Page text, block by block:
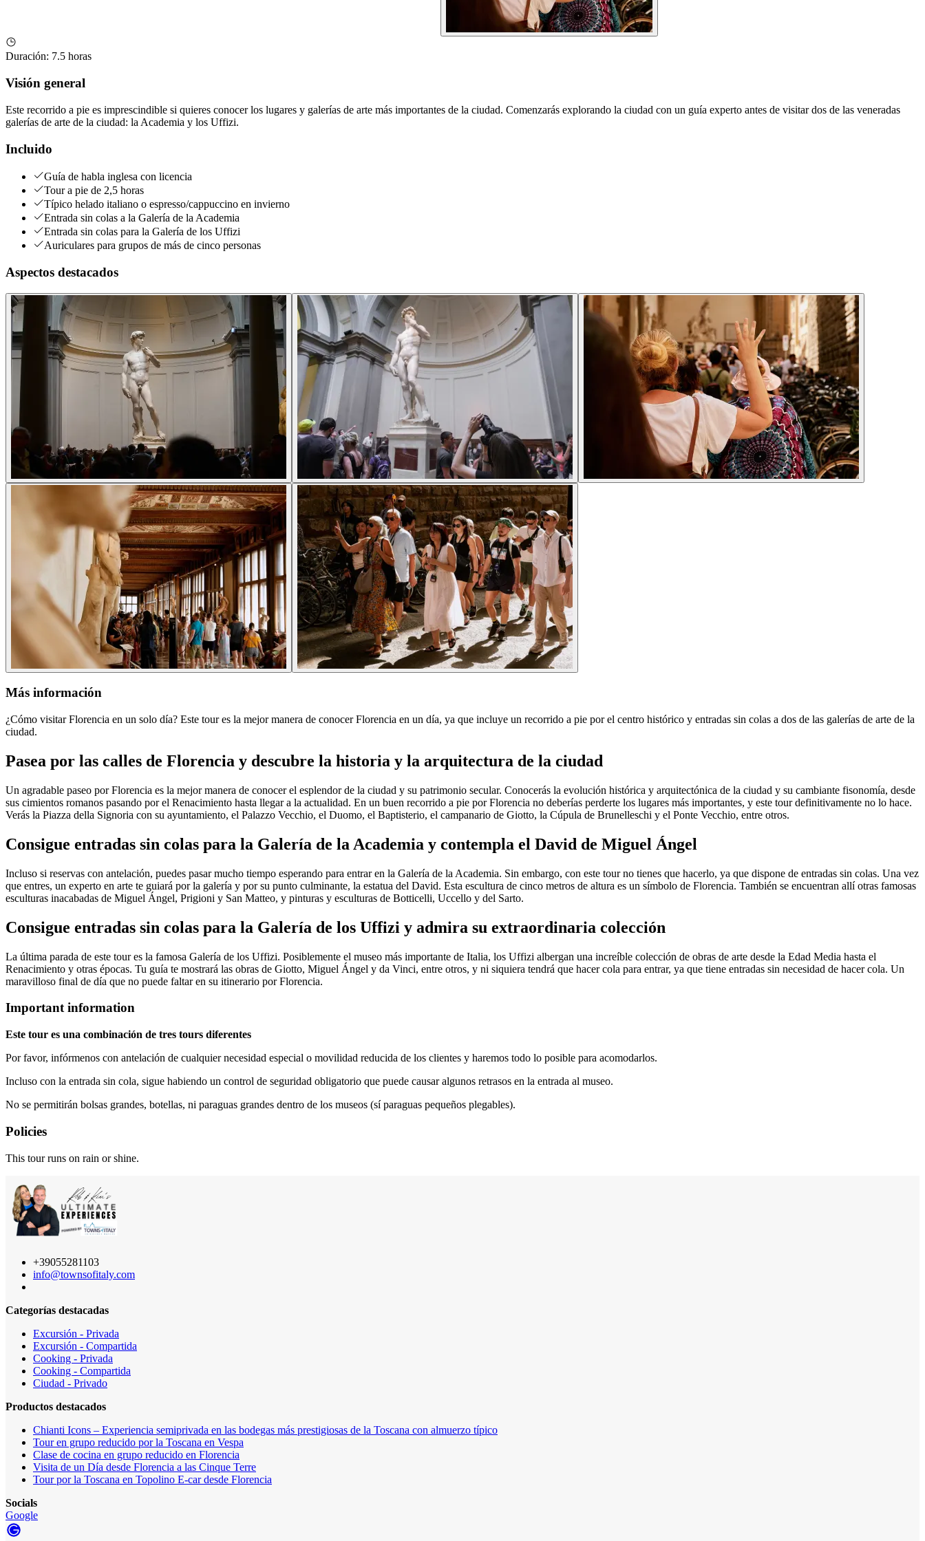
Duración: 7.5 horas
Visión general
Este recorrido a pie es imprescindible si quieres conocer los lugares y galerías de arte más importantes de la ciudad. Comenzarás explorando la ciudad con un guía experto antes de visitar dos de las veneradas
galerías de arte de la ciudad: la Academia y los Uffizi.
Incluido
Guía de habla inglesa con licencia
Tour a pie de 2,5 horas
Típico helado italiano o espresso/cappuccino en invierno
Entrada sin colas a la Galería de la Academia
Entrada sin colas para la Galería de los Uffizi
Auriculares para grupos de más de cinco personas
Aspectos destacados
Más información
¿Cómo visitar Florencia en un solo día? Este tour es la mejor manera de conocer Florencia en un día, ya que incluye un recorrido a pie por el centro histórico y entradas sin colas a dos de las galerías de arte de la
ciudad.
Pasea por las calles de Florencia y descubre la historia y la arquitectura de la ciudad
Un agradable paseo por Florencia es la mejor manera de conocer el esplendor de la ciudad y su patrimonio secular. Conocerás la evolución histórica y arquitectónica de la ciudad y su cambiante fisonomía, desde
sus cimientos romanos pasando por el Renacimiento hasta llegar a la actualidad. En un buen recorrido a pie por Florencia no deberías perderte los lugares más importantes, y este tour definitivamente no lo hace.
Verás la Piazza della Signoria con su ayuntamiento, el Palazzo Vecchio, el Duomo, el Baptisterio, el campanario de Giotto, la Cúpula de Brunelleschi y el Ponte Vecchio, entre otros.
Consigue entradas sin colas para la Galería de la Academia y contempla el David de Miguel Ángel
Incluso si reservas con antelación, puedes pasar mucho tiempo esperando para entrar en la Galería de la Academia. Sin embargo, con este tour no tienes que hacerlo, ya que dispone de entradas sin colas. Una vez
que entres, un experto en arte te guiará por la galería y por su punto culminante, la estatua del David. Esta escultura de cinco metros de altura es un símbolo de Florencia. También se encuentran allí otras famosas
esculturas inacabadas de Miguel Ángel, Prigioni y San Matteo, y pinturas y esculturas de Botticelli, Uccello y del Sarto.
Consigue entradas sin colas para la Galería de los Uffizi y admira su extraordinaria colección
La última parada de este tour es la famosa Galería de los Uffizi. Posiblemente el museo más importante de Italia, los Uffizi albergan una increíble colección de obras de arte desde la Edad Media hasta el
Renacimiento y otras épocas. Tu guía te mostrará las obras de Giotto, Miguel Ángel y da Vinci, entre otros, y ni siquiera tendrá que hacer cola para entrar, ya que tiene entradas sin necesidad de hacer cola. Un
maravilloso final de día que no puede faltar en su itinerario por Florencia.
Important information
Este tour es una combinación de tres tours diferentes
Por favor, infórmenos con antelación de cualquier necesidad especial o movilidad reducida de los clientes y haremos todo lo posible para acomodarlos.
Incluso con la entrada sin cola, sigue habiendo un control de seguridad obligatorio que puede causar algunos retrasos en la entrada al museo.
No se permitirán bolsas grandes, botellas, ni paraguas grandes dentro de los museos (sí paraguas pequeños plegables).
Policies
This tour runs on rain or shine.
+39055281103
info@townsofitaly.com
Categorías destacadas
Excursión - Privada
Excursión - Compartida
Cooking - Privada
Cooking - Compartida
Ciudad - Privado
Productos destacados
Chianti Icons – Experiencia semiprivada en las bodegas más prestigiosas de la Toscana con almuerzo típico
Tour en grupo reducido por la Toscana en Vespa
Clase de cocina en grupo reducido en Florencia
Visita de un Día desde Florencia a las Cinque Terre
Tour por la Toscana en Topolino E-car desde Florencia
Socials
Google